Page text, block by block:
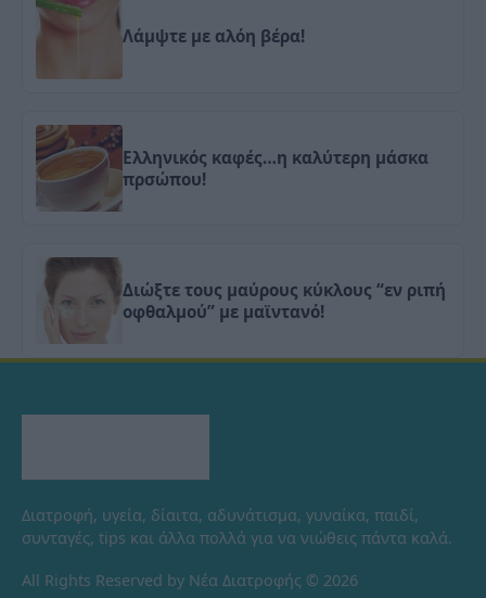
Λάμψτε με αλόη βέρα!
Ελληνικός καφές…η καλύτερη μάσκα
πρσώπου!
Διώξτε τους μαύρους κύκλους “εν ριπή
οφθαλμού” με μαϊντανό!
Διατροφή, υγεία, δίαιτα, αδυνάτισμα, γυναίκα, παιδί,
συνταγές, tips και άλλα πολλά για να νιώθεις πάντα καλά.
All Rights Reserved by Νέα Διατροφής © 2026